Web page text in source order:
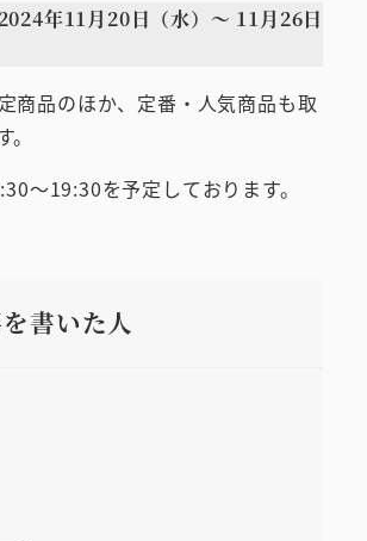
年11月20日（水）～ 11月26日
商品のほか、定番・人気商品も取
～19:30を予定しております。
書いた人